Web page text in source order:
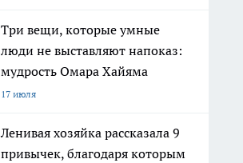
Три вещи, которые умные
люди не выставляют напоказ:
мудрость Омара Хайяма
17 июля
Ленивая хозяйка рассказала 9
привычек, благодаря которым